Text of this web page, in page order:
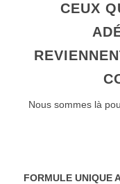
CEUX
Nous sommes là
FORMULE UNIQUE